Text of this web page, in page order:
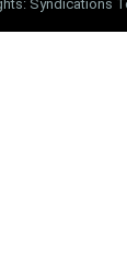
Syndications